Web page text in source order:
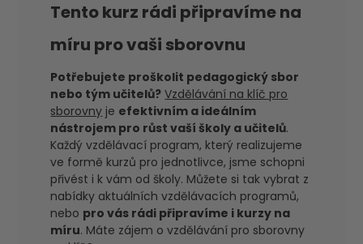
Tento kurz rádi připravíme na
míru pro vaši sborovnu
Potřebujete proškolit pedagogický sbor
nebo tým učitelů? Vzdělávání na klíč pro
sborovny je efektivním a ideálním
nástrojem pro růst vaší školy a učitelů.
Každý vzdělávací program, který realizujeme
ve formě kurzů pro jednotlivce, jsme schopni
přivést i k vám od školy. Můžete si tak vybrat z
nabídky aktuálních vzdělávacích programů,
nebo pro vás rádi připravíme i kurzy na
míru. Máte zájem o vzdělávání pro sborovny